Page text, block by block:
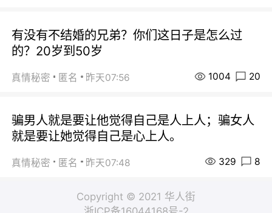
有没有不结婚的兄弟？你们这日子是怎么过
的？20岁到50岁
真情秘密 匿名 昨天07:56 1004 20
骗男人就是要让他觉得自己是人上人；骗女人
就是要让她觉得自己是心上人。
真情秘密 匿名 昨天07:48 329 8
Copyright © 2021 华人街